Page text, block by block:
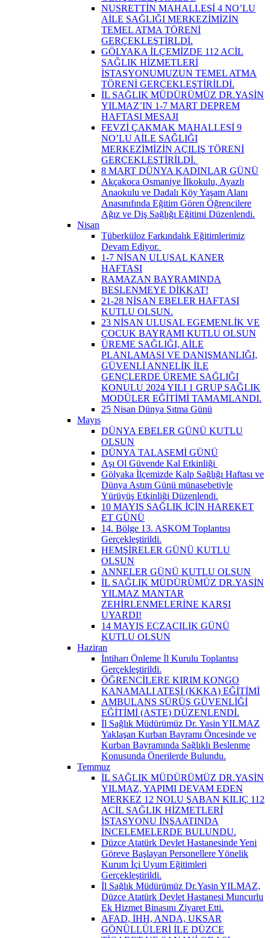
NUSRETTİN MAHALLESİ 4 NO’LU
AİLE SAĞLIĞI MERKEZİMİZİN
TEMEL ATMA TÖRENİ
GERÇEKLEŞTİRLDİ.
GÖLYAKA İLÇEMİZDE 112 ACİL
SAĞLIK HİZMETLERİ
İSTASYONUMUZUN TEMEL ATMA
TÖRENİ GERÇEKLEŞTİRİLDİ.
İL SAĞLIK MÜDÜRÜMÜZ DR.YASİN
YILMAZ’IN 1-7 MART DEPREM
HAFTASI MESAJI
FEVZİ ÇAKMAK MAHALLESİ 9
NO’LU AİLE SAĞLIĞI
MERKEZİMİZİN AÇILIŞ TÖRENİ
GERÇEKLEŞTİRİLDİ. ​
8 MART DÜNYA KADINLAR GÜNÜ
Akçakoca Osmaniye İlkokulu, Ayazlı
Anaokulu ve Dadalı Köy Yaşam Alanı
Anasınıfında Eğitim Gören Öğrencilere
Ağız ve Diş Sağlığı Eğitimi Düzenlendi.
Nisan
Tüberküloz Farkındalık Eğitimlerimiz
Devam Ediyor. ​
1-7 NİSAN ULUSAL KANER
HAFTASI
RAMAZAN BAYRAMINDA
BESLENMEYE DİKKAT!
21-28 NİSAN EBELER HAFTASI
KUTLU OLSUN.
23 NİSAN ULUSAL EGEMENLİK VE
ÇOCUK BAYRAMI KUTLU OLSUN
ÜREME SAĞLIĞI, AİLE
PLANLAMASI VE DANIŞMANLIĞI,
GÜVENLİ ANNELİK İLE
GENÇLERDE ÜREME SAĞLIĞI
KONULU 2024 YILI 1 GRUP SAĞLIK
MODÜLER EĞİTİMİ TAMAMLANDI.
25 Nisan Dünya Sıtma Günü
Mayıs
DÜNYA EBELER GÜNÜ KUTLU
OLSUN
DÜNYA TALASEMİ GÜNÜ
Aşı Ol Güvende Kal Etkinliği ​
Gölyaka İlçemizde Kalp Sağlığı Haftası ve
Dünya Astım Günü münasebetiyle
Yürüyüş Etkinliği Düzenlendi.
10 MAYIS SAĞLIK İÇİN HAREKET
ET GÜNÜ
14. Bölge 13. ASKOM Toplantısı
Gerçekleştirildi.
HEMŞİRELER GÜNÜ KUTLU
OLSUN
ANNELER GÜNÜ KUTLU OLSUN
İL SAĞLIK MÜDÜRÜMÜZ DR.YASİN
YILMAZ MANTAR
ZEHİRLENMELERİNE KARŞI
UYARDI!
14 MAYIS ECZACILIK GÜNÜ
KUTLU OLSUN
Haziran
İntiharı Önleme İl Kurulu Toplantısı
Gerçekleştirildi.
ÖĞRENCİLERE KIRIM KONGO
KANAMALI ATEŞİ (KKKA) EĞİTİMİ
AMBULANS SÜRÜŞ GÜVENLİĞİ
EĞİTİMİ (ASTE) DÜZENLENDİ.
İl Sağlık Müdürümüz Dr. Yasin YILMAZ
Yaklaşan Kurban Bayramı Öncesinde ve
Kurban Bayramında Sağlıklı Beslenme
Konusunda Önerilerde Bulundu.
Temmuz
İL SAĞLIK MÜDÜRÜMÜZ DR.YASİN
YILMAZ, YAPIMI DEVAM EDEN
MERKEZ 12 NOLU ŞABAN KILIÇ 112
ACİL SAĞLIK HİZMETLERİ
İSTASYONU İNŞAATINDA
İNCELEMELERDE BULUNDU.
Düzce Atatürk Devlet Hastanesinde Yeni
Göreve Başlayan Personellere Yönelik
Kurum İçi Uyum Eğitimleri
Gerçekleştirildi.
İl Sağlık Müdürümüz Dr.Yasin YILMAZ,
Düzce Atatürk Devlet Hastanesi Muncurlu
Ek Hizmet Binasını Ziyaret Etti.
AFAD, İHH, ANDA, UKSAR
GÖNÜLLÜLERİ İLE DÜZCE